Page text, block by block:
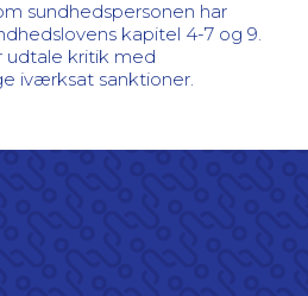
sundhedspersonen har
kapitel 4-7 og 9.
kritik med
iværksat sanktioner.